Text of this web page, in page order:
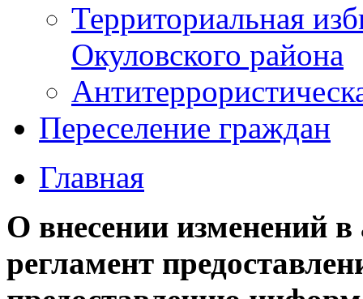
Территориальная
Окуловского района
Переселение граждан
Главная
О внесении изменений
регламент